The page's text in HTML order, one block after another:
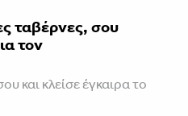
ταβέρνες, σου
τον
και κλείσε έγκαιρα το